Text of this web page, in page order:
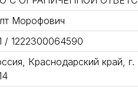
Морофович
/ 1222300064590
Краснодарский край,